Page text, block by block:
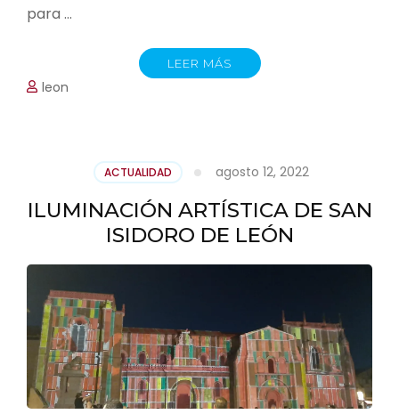
para …
LEER MÁS
leon
ACTUALIDAD agosto 12, 2022
ILUMINACIÓN ARTÍSTICA DE SAN
ISIDORO DE LEÓN